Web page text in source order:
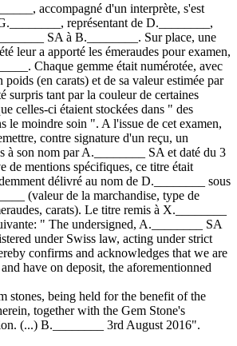
accompagné d'un interprète, s'est
représentant de D.________,
SA à B.________. Sur place, une
leur a apporté les émeraudes pour examen,
Chaque gemme était numérotée, avec
poids (en carats) et de sa valeur estimée par
surpris tant par la couleur de certaines
celles-ci étaient stockées dans " des
le moindre soin ". A l'issue de cet examen,
contre signature d'un reçu, un
à son nom par A.________ SA et daté du 3
de mentions spécifiques, ce titre était
délivré au nom de D.________ sous
(valeur de la marchandise, type de
carats). Le titre remis à X.________
" The undersigned, A.________ SA
under Swiss law, acting under strict
confirms and acknowledges that we are
have on deposit, the aforementionned
stones, being held for the benefit of the
together with the Gem Stone's
(...) B.________ 3rd August 2016".